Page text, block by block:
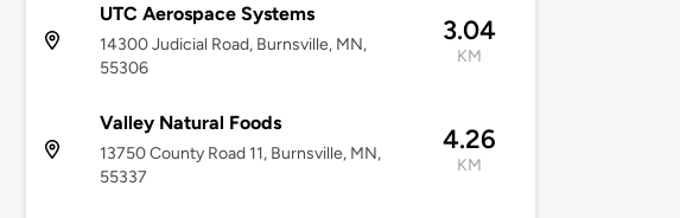
UTC Aerospace Systems
14300 Judicial Road, Burnsville, MN,
55306
3.04
KM
Valley Natural Foods
13750 County Road 11, Burnsville, MN,
55337
4.26
KM